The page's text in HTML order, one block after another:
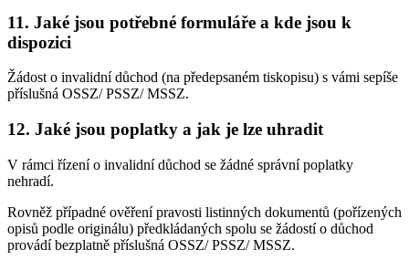
11. Jaké jsou potřebné formuláře a kde jsou k
dispozici
Žádost o invalidní důchod (na předepsaném tiskopisu) s vámi sepíše
příslušná OSSZ/ PSSZ/ MSSZ.
12. Jaké jsou poplatky a jak je lze uhradit
V rámci řízení o invalidní důchod se žádné správní poplatky
nehradí.
Rovněž případné ověření pravosti listinných dokumentů (pořízených
opisů podle originálu) předkládaných spolu se žádostí o důchod
provádí bezplatně příslušná OSSZ/ PSSZ/ MSSZ.